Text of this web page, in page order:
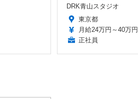
DRK青山スタジオ
東京都
月給24万円～40万円
正社員